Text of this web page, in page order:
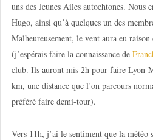
uns des Jeunes Ailes autochtones. Nous
Hugo, ainsi qu’à quelques un des
Malheureusement, le vent aura eu raison
(j’espérais faire la connaissance de
club. Ils auront mis 2h pour faire Lyon-
km, une distance que l’on parcours
préféré faire demi-tour).
Vers 11h, j’ai le sentiment que la météo